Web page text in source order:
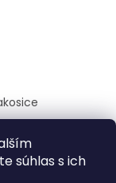
súhlas s ich